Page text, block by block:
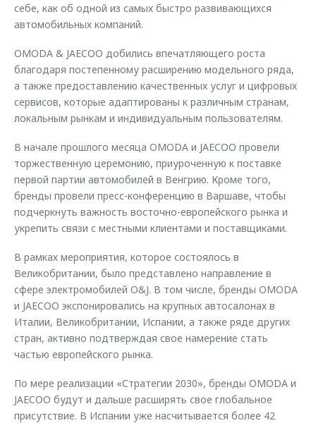
себе, как об одной из самых быстро развивающихся
автомобильных компаний.
OMODA & JAECOO добились впечатляющего роста
благодаря постепенному расширению модельного ряда,
а также предоставлению качественных услуг и цифровых
сервисов, которые адаптированы к различным странам,
локальным рынкам и индивидуальным пользователям.
В начале прошлого месяца OMODA и JAECOO провели
торжественную церемонию, приуроченную к поставке
первой партии автомобилей в Венгрию. Кроме того,
бренды провели пресс-конференцию в Варшаве, чтобы
подчеркнуть важность восточно-европейского рынка и
укрепить связи с местными клиентами и поставщиками.
В рамках мероприятия, которое состоялось в
Великобритании, было представлено направление в
сфере электромобилей O&J. В том числе, бренды OMODA
и JAECOO экспонировались на крупных автосалонах в
Италии, Великобритании, Испании, а также ряде других
стран, активно подтверждая свое намерение стать
частью европейского рынка.
По мере реализации «Стратегии 2030», бренды OMODA и
JAECOO будут и дальше расширять свое глобальное
присутствие. В Испании уже насчитывается более 42